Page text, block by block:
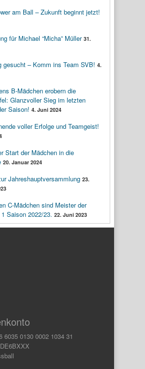
am Ball – Zukunft beginnt jetzt!
für Michael “Micha” Müller 31.
gesucht – Komm ins Team SVB! 4.
B-Mädchen erobern die
Glanzvoller Sieg im letzten
Saison! 4. Juni 2024
voller Erfolge und Teamgeist!
Start der Mädchen in die
20. Januar 2024
Jahreshauptversammlung 23.
C-Mädchen sind Meister der
Saison 2022/23. 22. Juni 2023
6035 0130 0002 1034 31